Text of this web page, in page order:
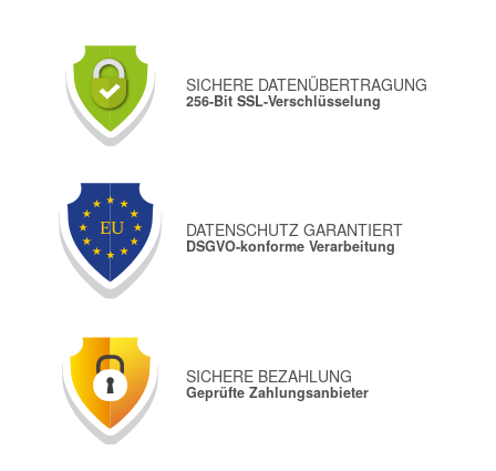
SICHERE DATENÜBERTRAGUNG
256-Bit SSL-Verschlüsselung
DATENSCHUTZ GARANTIERT
DSGVO-konforme Verarbeitung
SICHERE BEZAHLUNG
Geprüfte Zahlungsanbieter